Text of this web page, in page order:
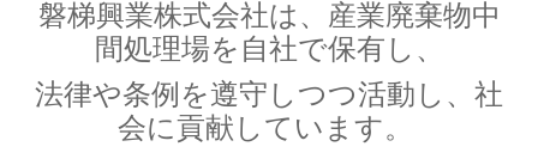
磐梯興業株式会社は、産業廃棄物中
間処理場を自社で保有し、
法律や条例を遵守しつつ活動し、社
会に貢献しています。